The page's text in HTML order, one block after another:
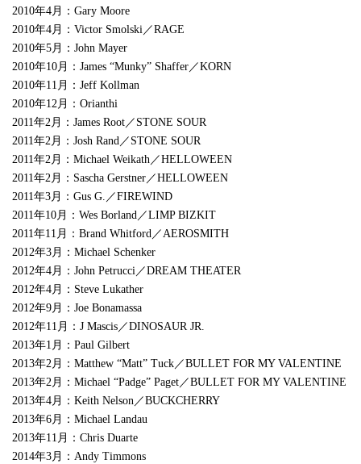
2010年4月：Gary Moore
2010年4月：Victor Smolski／RAGE
2010年5月：John Mayer
2010年10月：James “Munky” Shaffer／KORN
2010年11月：Jeff Kollman
2010年12月：Orianthi
2011年2月：James Root／STONE SOUR
2011年2月：Josh Rand／STONE SOUR
2011年2月：Michael Weikath／HELLOWEEN
2011年2月：Sascha Gerstner／HELLOWEEN
2011年3月：Gus G.／FIREWIND
2011年10月：Wes Borland／LIMP BIZKIT
2011年11月：Brand Whitford／AEROSMITH
2012年3月：Michael Schenker
2012年4月：John Petrucci／DREAM THEATER
2012年4月：Steve Lukather
2012年9月：Joe Bonamassa
2012年11月：J Mascis／DINOSAUR JR.
2013年1月：Paul Gilbert
2013年2月：Matthew “Matt” Tuck／BULLET FOR MY VALENTINE
2013年2月：Michael “Padge” Paget／BULLET FOR MY VALENTINE
2013年4月：Keith Nelson／BUCKCHERRY
2013年6月：Michael Landau
2013年11月：Chris Duarte
2014年3月：Andy Timmons